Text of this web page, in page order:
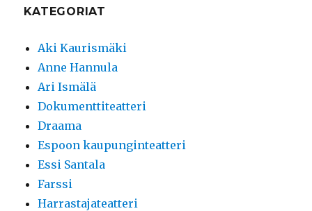
KATEGORIAT
Aki Kaurismäki
Anne Hannula
Ari Ismälä
Dokumenttiteatteri
Draama
Espoon kaupunginteatteri
Essi Santala
Farssi
Harrastajateatteri